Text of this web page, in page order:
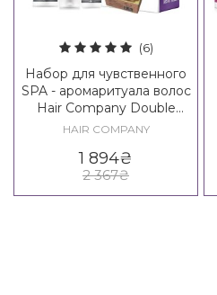
(6)
Набор для чувственного
SPA - аромаритуала волос
Hair Company Double
Action Home Beauty SPA
HAIR COMPANY
1 894₴
2 367₴